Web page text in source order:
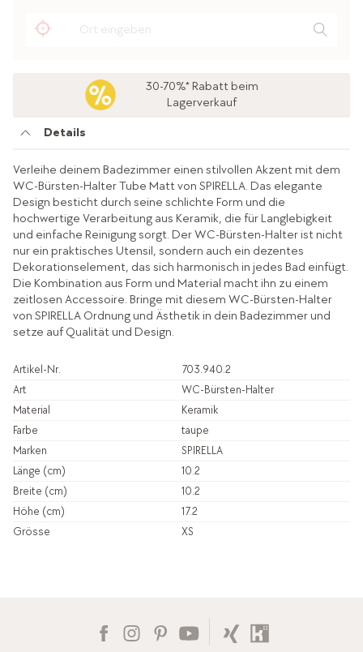
30-70%* Rabatt beim
Lagerverkauf
Details
Verleihe deinem Badezimmer einen stilvollen Akzent mit dem
WC-Bürsten-Halter Tube Matt von SPIRELLA. Das elegante
Design besticht durch seine schlichte Form und die
hochwertige Verarbeitung aus Keramik, die für Langlebigkeit
und einfache Reinigung sorgt. Der WC-Bürsten-Halter ist nicht
nur ein praktisches Utensil, sondern auch ein dezentes
Dekorationselement, das sich harmonisch in jedes Bad einfügt.
Die Kombination aus Form und Material macht ihn zu einem
zeitlosen Accessoire. Bringe mit diesem WC-Bürsten-Halter
von SPIRELLA Ordnung und Ästhetik in dein Badezimmer und
setze auf Qualität und Design.
Artikel-Nr.
703.940.2
Art
WC-Bürsten-Halter
Material
Keramik
Farbe
taupe
Marken
SPIRELLA
Länge (cm)
10.2
Breite (cm)
10.2
Höhe (cm)
17.2
Grösse
XS